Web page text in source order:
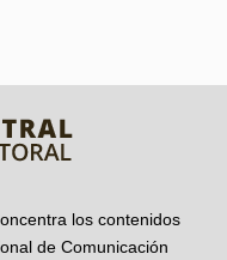
los contenidos
de Comunicación